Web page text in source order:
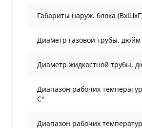
Габариты наруж. блока
Диаметр газовой трубы, дюйм
Диаметр жидкостной трубы,
Диапазон рабочих
С°
Диапазон рабочих